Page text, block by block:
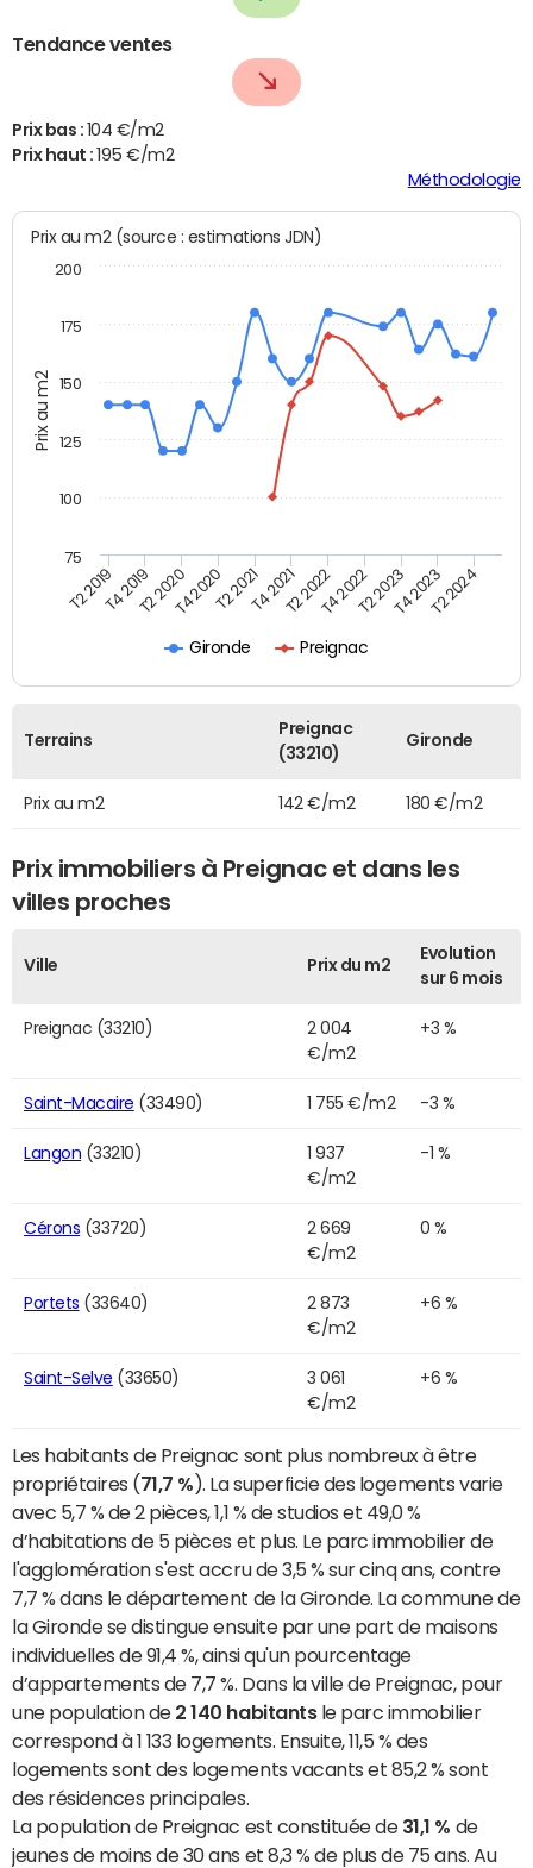
Tendance ventes
Prix bas : 104 €/m2
Prix haut : 195 €/m2
Méthodologie
Prix au m2
Prix au m2 (source : estimations JDN)
Gironde Preignac
T2 2019T4 2019T2 2020T4 2020T2 2021T4 2021T2 2022T4 2022T2 2023T4 2023T2 2024
75
100
125
150
175
200
Terrains
Preignac
(33210)
Gironde
Prix au m2 142 €/m2 180 €/m2
Prix immobiliers à Preignac et dans les
villes proches
Ville Prix du m2
Evolution
sur 6 mois
Preignac (33210)
2 004
€/m2
+3 %
Saint-Macaire (33490) 1 755 €/m2 -3 %
Langon (33210)
1 937
€/m2
-1 %
Cérons (33720)
2 669
€/m2
0 %
Portets (33640)
2 873
€/m2
+6 %
Saint-Selve (33650)
3 061
€/m2
+6 %
Les habitants de Preignac sont plus nombreux à être
propriétaires (71,7 % ). La superficie des logements varie
avec 5,7 % de 2 pièces, 1,1 % de studios et 49,0 %
d’habitations de 5 pièces et plus. Le parc immobilier de
l'agglomération s'est accru de 3,5 % sur cinq ans, contre
7,7 % dans le département de la Gironde. La commune de
la Gironde se distingue ensuite par une part de maisons
individuelles de 91,4 %, ainsi qu'un pourcentage
d’appartements de 7,7 %. Dans la ville de Preignac, pour
une population de 2 140 habitantsle parc immobilier
correspond à 1 133 logements. Ensuite, 11,5 % des
logements sont des logements vacants et 85,2 % sont
des résidences principales.
La population de Preignac est constituée de 31,1 % de
jeunes de moins de 30 ans et 8,3 % de plus de 75 ans. Au